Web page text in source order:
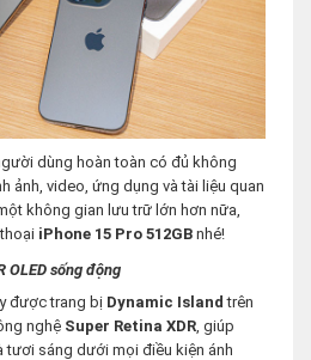
dùng hoàn toàn có đủ không
ảnh, video, ứng dụng và tài liệu quan
không gian lưu trữ lớn hơn nữa,
iPhone 15 Pro 512GB nhé!
OLED sống động
được trang bị Dynamic Island trên
nghệ Super Retina XDR , giúp
tươi sáng dưới mọi điều kiện ánh